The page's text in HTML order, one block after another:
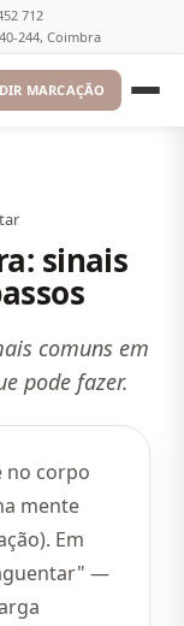
712
244, Coimbra
MARCAÇÃO
sinais
comuns em
pode fazer.
no corpo
mente
Em
—